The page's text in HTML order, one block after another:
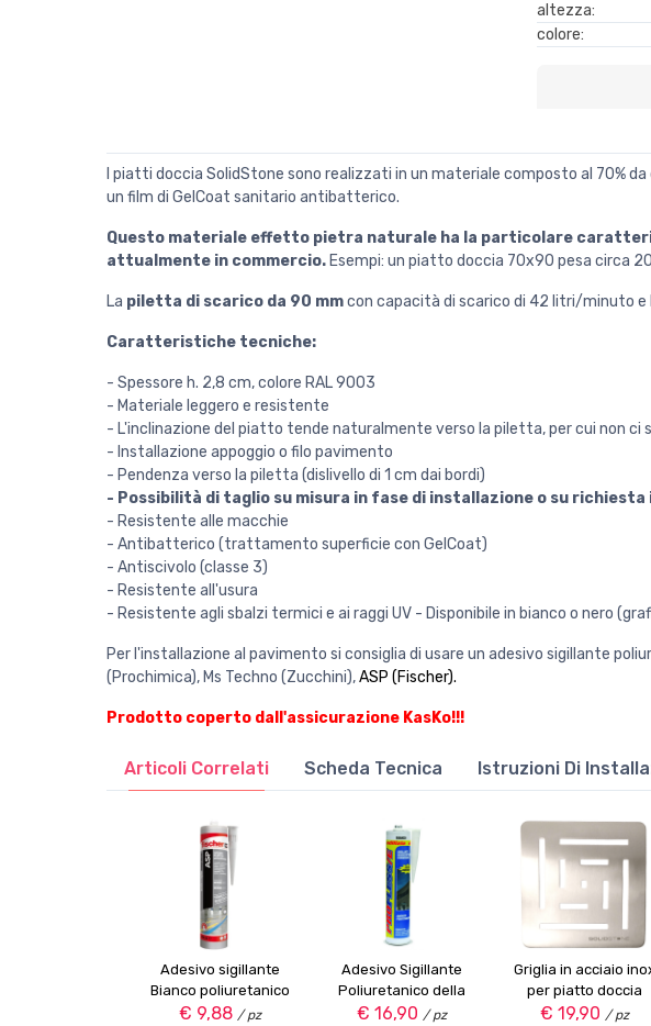
altezza:
colore:
I piatti doccia SolidStone sono realizzati in un materiale composto al 70%
un film di GelCoat sanitario antibatterico.
Questo materiale effetto pietra naturale ha la particolare
attualmente in commercio. Esempi: un piatto doccia 70x90 pesa circa
La piletta di scarico da 90 mmcon capacità di scarico di 42 litri/minuto e
Caratteristiche tecniche:
- Spessore h. 2,8 cm, colore RAL 9003
- Materiale leggero e resistente
- L'inclinazione del piatto tende naturalmente verso la piletta, per cui non ci
- Installazione appoggio o filo pavimento
- Pendenza verso la piletta (dislivello di 1 cm dai bordi)
- Possibilità di taglio su misura in fase di installazione o su
- Resistente alle macchie
- Antibatterico (trattamento superficie con GelCoat)
- Antiscivolo (classe 3)
- Resistente all'usura
- Resistente agli sbalzi termici e ai raggi UV - Disponibile in bianco o nero
Per l'installazione al pavimento si consiglia di usare un adesivo sigillante
(Prochimica), Ms Techno (Zucchini),ASP (Fischer).
Prodotto coperto dall'assicurazione KasKo!!!
Articoli Correlati Scheda Tecnica Istruzioni Di
Adesivo sigillante
Bianco poliuretanico
Fischer ASP 300ml
€ 9,88 / pz
Adesivo Sigillante
Poliuretanico della
Prochimica Profless-
€ 16,90 / pz
Griglia in acciaio
per piatto doccia
SOLIDSTONE
€ 19,90 / pz